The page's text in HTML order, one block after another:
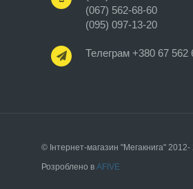
(067) 562-68-60
(095) 097-13-20
Телеграм +380 67 562
© Інтернет-магазин "Мегакнига" 2012-
Розроблено в AFIVE